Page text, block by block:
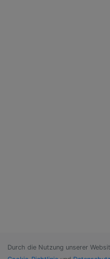
Durch die Nutzung unserer